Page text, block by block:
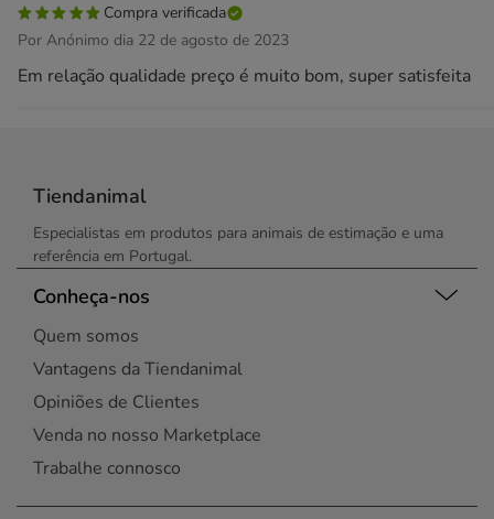
Compra verificada
Por Anónimo dia 22 de agosto de 2023
Em relação qualidade preço é muito bom, super satisfeita
Tiendanimal
Especialistas em produtos para animais de estimação e uma
referência em Portugal.
Conheça-nos
Quem somos
Vantagens da Tiendanimal
Opiniões de Clientes
Venda no nosso Marketplace
Trabalhe connosco